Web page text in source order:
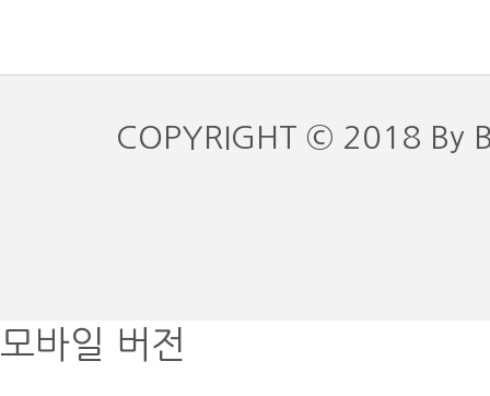
COPYRIGHT © 2018 By
모바일 버전